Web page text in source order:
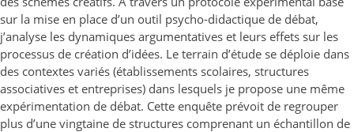
sur la mise en place d’un outil psycho-didactique de débat,
j’analyse les dynamiques argumentatives et leurs effets sur les
processus de création d’idées. Le terrain d’étude se déploie dans
des contextes variés (établissements scolaires, structures
associatives et entreprises) dans lesquels je propose une même
expérimentation de débat. Cette enquête prévoit de regrouper
plus d’une vingtaine de structures comprenant un échantillon de